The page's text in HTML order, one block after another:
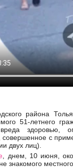
района
51-летнего
здоровью,
с
двух лиц).
, днем, 10 июня,
знакомого